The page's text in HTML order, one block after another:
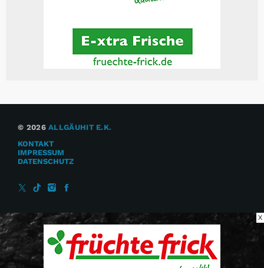
© 2026ALLGÄUHIT E.K.
KONTAKT
IMPRESSUM
DATENSCHUTZ
X